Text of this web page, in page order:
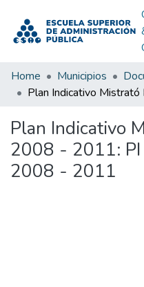
Home Municipios
Plan Indicativo
2008 - 2011: PI
2008 - 2011